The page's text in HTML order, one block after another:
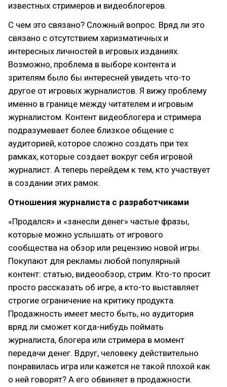
известных стримеров и видеоблогеров.
С чем это связано? Сложный вопрос. Вряд ли это
связано с отсутствием харизматичных и
интересных личностей в игровых изданиях.
Возможно, проблема в выборе контента и
зрителям было бы интересней увидеть что-то
другое от игровых журналистов. Я вижу проблему
именно в границе между читателем и игровым
журналистом. Контент видеоблогера и стримера
подразумевает более близкое общение с
аудиторией, которое сложно создать при тех
рамках, которые создает вокруг себя игровой
журналист. А теперь перейдем к тем, кто участвует
в создании этих рамок.
Отношения журналиста с разработчиками
«Продался» и «занесли денег» частые фразы,
которые можно услышать от игрового
сообщества на обзор или рецензию новой игры.
Покупают для рекламы любой популярный
контент: статью, видеообзор, стрим. Кто-то просит
просто рассказать об игре, а кто-то выставляет
строгие ограничение на критику продукта.
Продажность имеет место быть, но аудитория
вряд ли сможет когда-нибудь поймать
журналиста, блогера или стримера в момент
передачи денег. Вдруг, человеку действительно
понравилась игра или кажется не такой плохой как
о ней говорят? А его обвиняет в продажности.